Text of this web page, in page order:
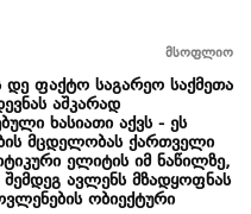
მსოფლიო
ფაქტო საგარეო საქმეთა
აშკარად
ხასიათი აქვს - ეს
მცდელობას ქართველი
ელიტის იმ ნაწილზე,
ავლენს მზადყოფნას
ობიექტური